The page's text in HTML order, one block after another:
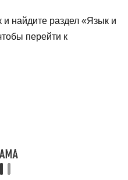
и найдите раздел «Язык и
перейти к